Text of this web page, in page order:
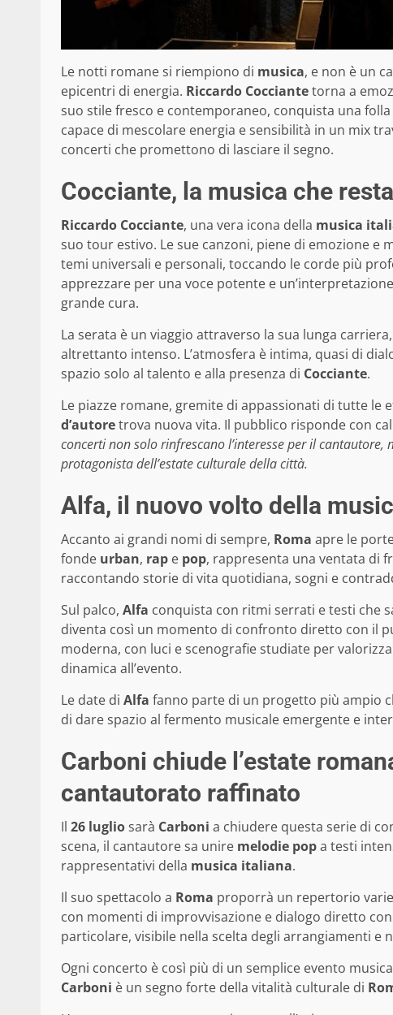
Le notti romane si riempiono di musica, e non è un
epicentri di energia. Riccardo Cocciantetorna a
suo stile fresco e contemporaneo, conquista una
capace di mescolare energia e sensibilità in un mix
concerti che promettono di lasciare il segno.
Cocciante, la musica che
Riccardo Cocciante, una vera icona della musica
suo tour estivo. Le sue canzoni, piene di emozione
temi universali e personali, toccando le corde più
apprezzare per una voce potente e
grande cura.
La serata è un viaggio attraverso la sua lunga
altrettanto intenso. L’atmosfera è intima, quasi di
spazio solo al talento e alla presenza di Cocciante.
Le piazze romane, gremite di appassionati di tutte le
d’autoretrova nuova vita. Il pubblico risponde con
concerti non solo rinfrescano l’interesse per il
protagonista dell’estate culturale della città.
Alfa, il nuovo volto della
Accanto ai grandi nomi di sempre, Roma apre le
fonde urban, rap e pop, rappresenta una ventata di
raccontando storie di vita quotidiana, sogni e
Sul palco, Alfa conquista con ritmi serrati e testi che
diventa così un momento di confronto diretto con il
moderna, con luci e scenografie studiate per
dinamica all’evento.
Le date di Alfa fanno parte di un progetto più ampio
di dare spazio al fermento musicale emergente e
Carboni chiude l’estate
cantautorato raffinato
Il 26 lugliosarà Carboni a chiudere questa serie di
scena, il cantautore sa unire melodie popa testi
rappresentativi della musica italiana.
Il suo spettacolo a Roma proporrà un repertorio
con momenti di improvvisazione e dialogo diretto
particolare, visibile nella scelta degli arrangiamenti e
Ogni concerto è così più di un semplice evento
Carboni è un segno forte della vitalità culturale di